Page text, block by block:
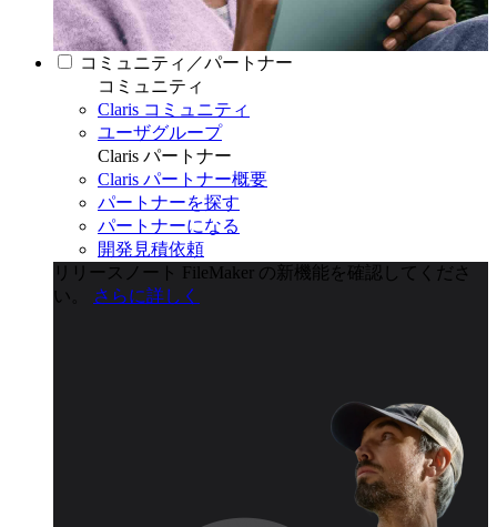
コミュニティ／パートナー
コミュニティ
Claris コミュニティ
ユーザグループ
Claris パートナー
Claris パートナー概要
パートナーを探す
パートナーになる
開発見積依頼
リリースノート
FileMaker の新機能を確認してくださ
い。
さらに詳しく